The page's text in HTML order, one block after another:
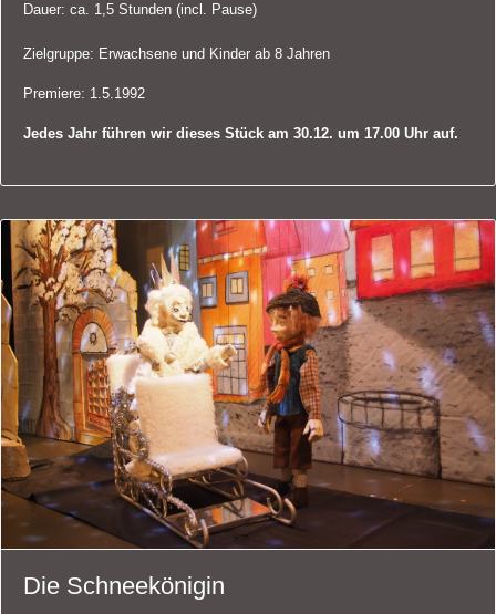
Dauer: ca. 1,5 Stunden (incl. Pause)
Zielgruppe: Erwachsene und Kinder ab 8 Jahren
Premiere: 1.5.1992
Jedes Jahr führen wir dieses Stück am 30.12. um 17.00 Uhr auf.
Die Schneekönigin